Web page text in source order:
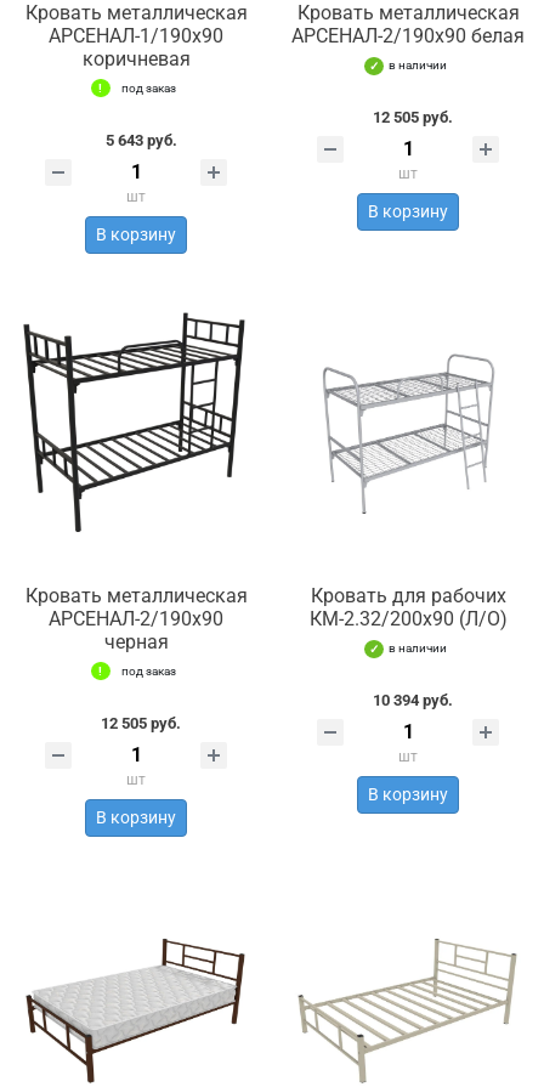
Кровать металлическая
АРСЕНАЛ-1/190х90
коричневая
под заказ
5 643 руб.
шт
В корзину
Кровать металлическая
АРСЕНАЛ-2/190х90 белая
в наличии
12 505 руб.
шт
В корзину
Кровать металлическая
АРСЕНАЛ-2/190х90
черная
под заказ
12 505 руб.
шт
В корзину
Кровать для рабочих
КМ-2.32/200х90 (Л/О)
в наличии
10 394 руб.
шт
В корзину